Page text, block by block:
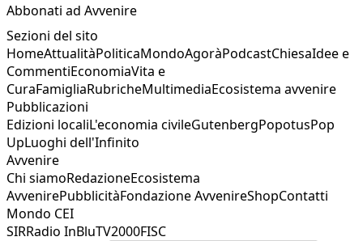
Abbonati ad Avvenire
Sezioni del sito
HomeAttualitàPoliticaMondoAgoràPodcastChiesaIdee e
CommentiEconomiaVita e
CuraFamigliaRubricheMultimediaEcosistema avvenire
Pubblicazioni
Edizioni localiL'economia civileGutenbergPopotusPop
UpLuoghi dell'Infinito
Avvenire
Chi siamoRedazioneEcosistema
AvvenirePubblicitàFondazione AvvenireShopContatti
Mondo CEI
SIRRadio InBluTV2000FISC